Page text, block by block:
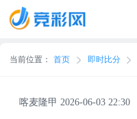
当前位置： 首页 即时比分
喀麦隆甲 2026-06-03 22:30